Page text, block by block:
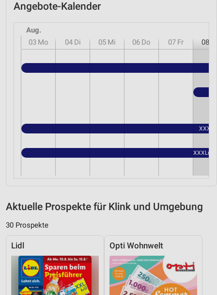
Angebote-Kalender
Aug.
03 Mo 04 Di 05 Mi 06 Do 07 Fr 08
XXXLutz
Aktuelle Prospekte für Klink und Umgebung
30 Prospekte
Lidl Opti Wohnwelt